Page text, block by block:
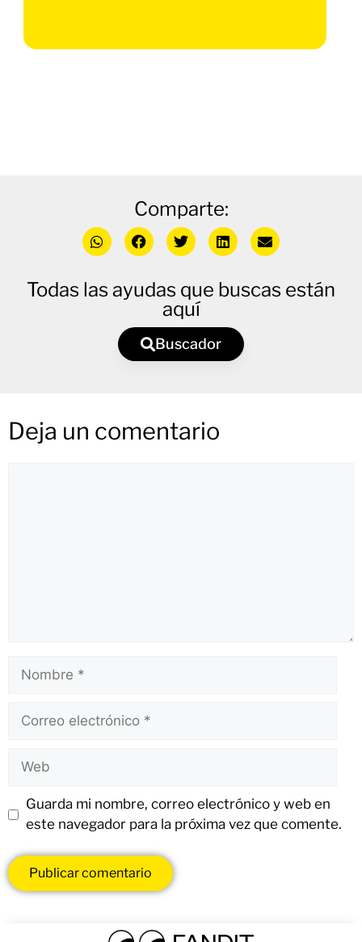
Comparte:
Todas las ayudas que buscas están
aquí
Buscador
Deja un comentario
Guarda mi nombre, correo electrónico y web en
este navegador para la próxima vez que comente.